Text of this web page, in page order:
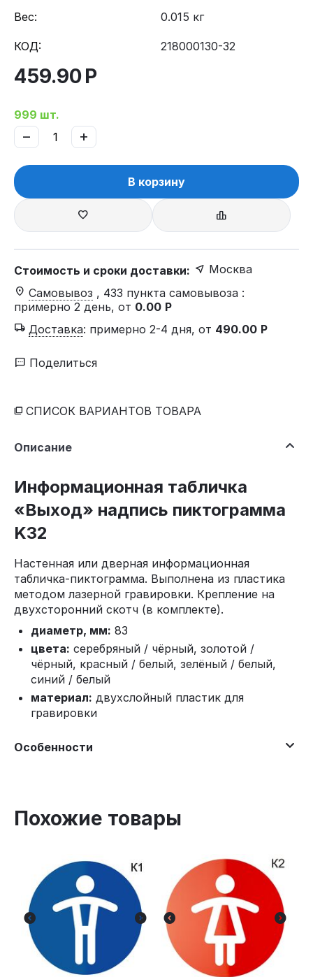
Вес: 0.015 кг
КОД: 218000130-32
459.90Р
999 шт.
+
−
В корзину
Стоимость и сроки доставки:
Москва
Самовывоз , 433 пункта самовывоза :
примерно 2 день, от 0.00 Р
Доставка: примерно 2-4 дня, от 490.00 Р
Поделиться
СПИСОК ВАРИАНТОВ ТОВАРА
Описание
Информационная табличка
«Выход» надпись пиктограмма
K32
Настенная или дверная информационная
табличка-пиктограмма. Выполнена из пластика
методом лазерной гравировки. Крепление на
двухсторонний скотч (в комплекте).
диаметр, мм: 83
цвета: серебряный / чёрный, золотой /
чёрный, красный / белый, зелёный / белый,
синий / белый
материал: двухслойный пластик для
гравировки
Особенности
Похожие товары